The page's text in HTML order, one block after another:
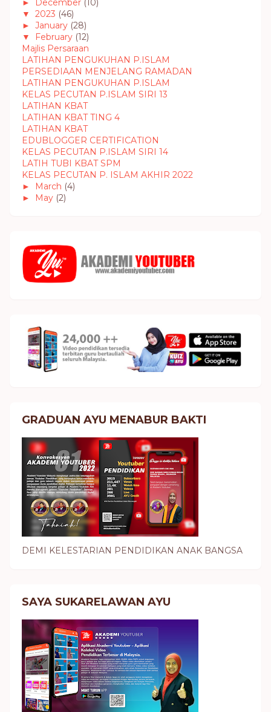
►
December (10)
▼
2023 (46)
► January (28)
▼
February (12)
Majlis Persaraan
LATIHAN PENGUKUHAN P.ISLAM
PERSEDIAAN MENJELANG RAMADAN
LATIHAN PENGUKUHAN P.ISLAM
KELAS PECUTAN P.ISLAM SIRI 13
LATIHAN KBAT
LATIHAN KBAT TING 4
LATIHAN KBAT
EDUBLOGGER CERTIFICATION
KELAS PECUTAN P.ISLAM SIRI 14
LATIH TUBI KBAT SPM
KELAS PECUTAN P. ISLAM AKHIR 2022
►
March (4)
►
May (2)
GRADUAN AYU MENABUR BAKTI
DEMI KELESTARIAN PENDIDIKAN ANAK BANGSA
SAYA SUKARELAWAN AYU